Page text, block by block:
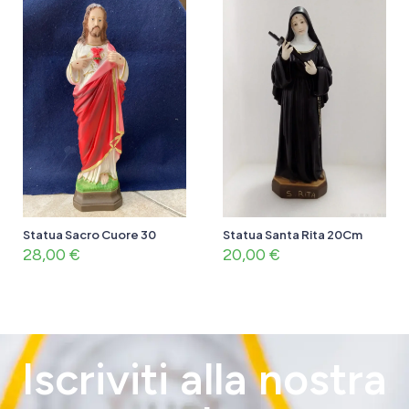
Statua Sacro Cuore 30
28,00 €
Statua Santa Rita 20Cm
20,00 €
Iscriviti alla nostra